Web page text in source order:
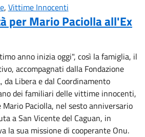
, Vittime Innocenti
per Mario Paciolla all'Ex
anno inizia oggi", così la famiglia, il
accompagnati dalla Fondazione
da Libera e dal Coordinamento
dei familiari delle vittime innocenti,
Paciolla, nel sesto anniversario
a San Vicente del Caguan, in
la sua missione di cooperante Onu.